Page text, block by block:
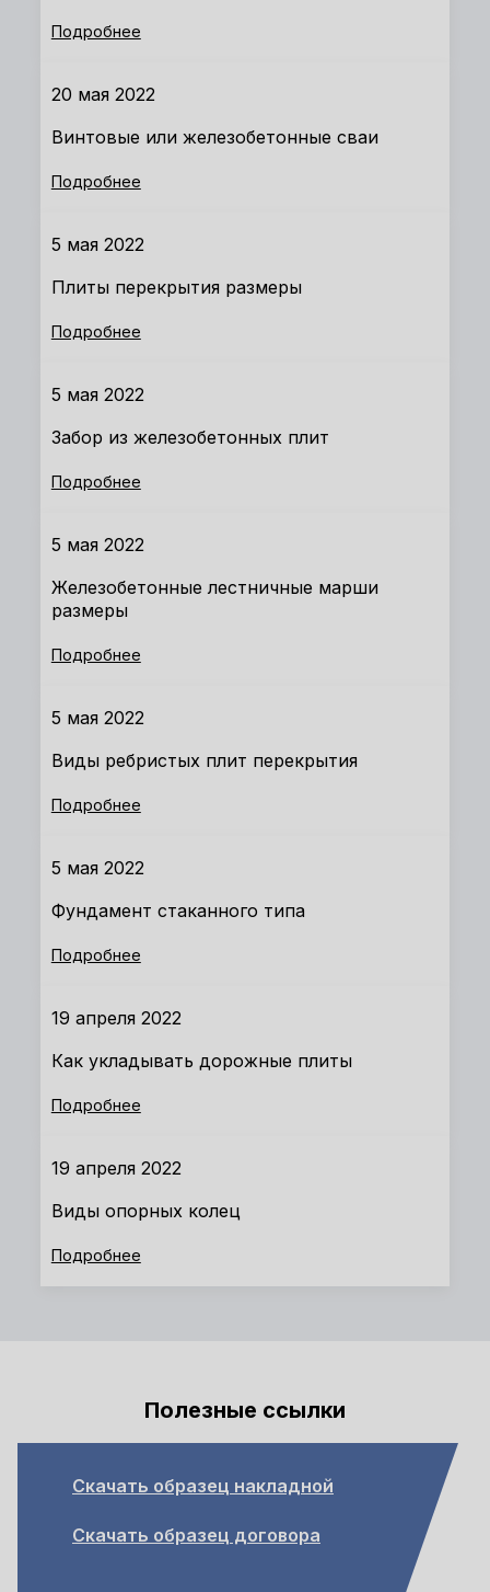
Подробнее
20 мая 2022
Винтовые или железобетонные сваи
Подробнее
5 мая 2022
Плиты перекрытия размеры
Подробнее
5 мая 2022
Забор из железобетонных плит
Подробнее
5 мая 2022
Железобетонные лестничные марши
размеры
Подробнее
5 мая 2022
Виды ребристых плит перекрытия
Подробнее
5 мая 2022
Фундамент стаканного типа
Подробнее
19 апреля 2022
Как укладывать дорожные плиты
Подробнее
19 апреля 2022
Виды опорных колец
Подробнее
Полезные ссылки
Скачать образец накладной
Скачать образец договора